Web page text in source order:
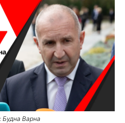
Будна Варна